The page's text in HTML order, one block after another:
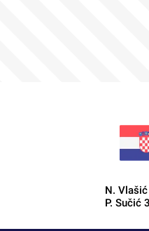
N. Vlašić
P. Sučić